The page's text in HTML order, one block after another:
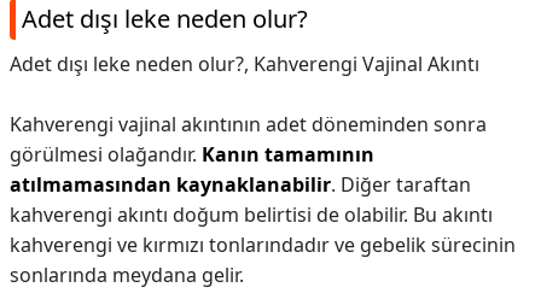
Adet dışı leke neden olur?
Adet dışı leke neden olur?, Kahverengi Vajinal Akıntı
Kahverengi vajinal akıntının adet döneminden sonra
görülmesi olağandır. Kanın tamamının
atılmamasından kaynaklanabilir. Diğer taraftan
kahverengi akıntı doğum belirtisi de olabilir. Bu akıntı
kahverengi ve kırmızı tonlarındadır ve gebelik sürecinin
sonlarında meydana gelir.